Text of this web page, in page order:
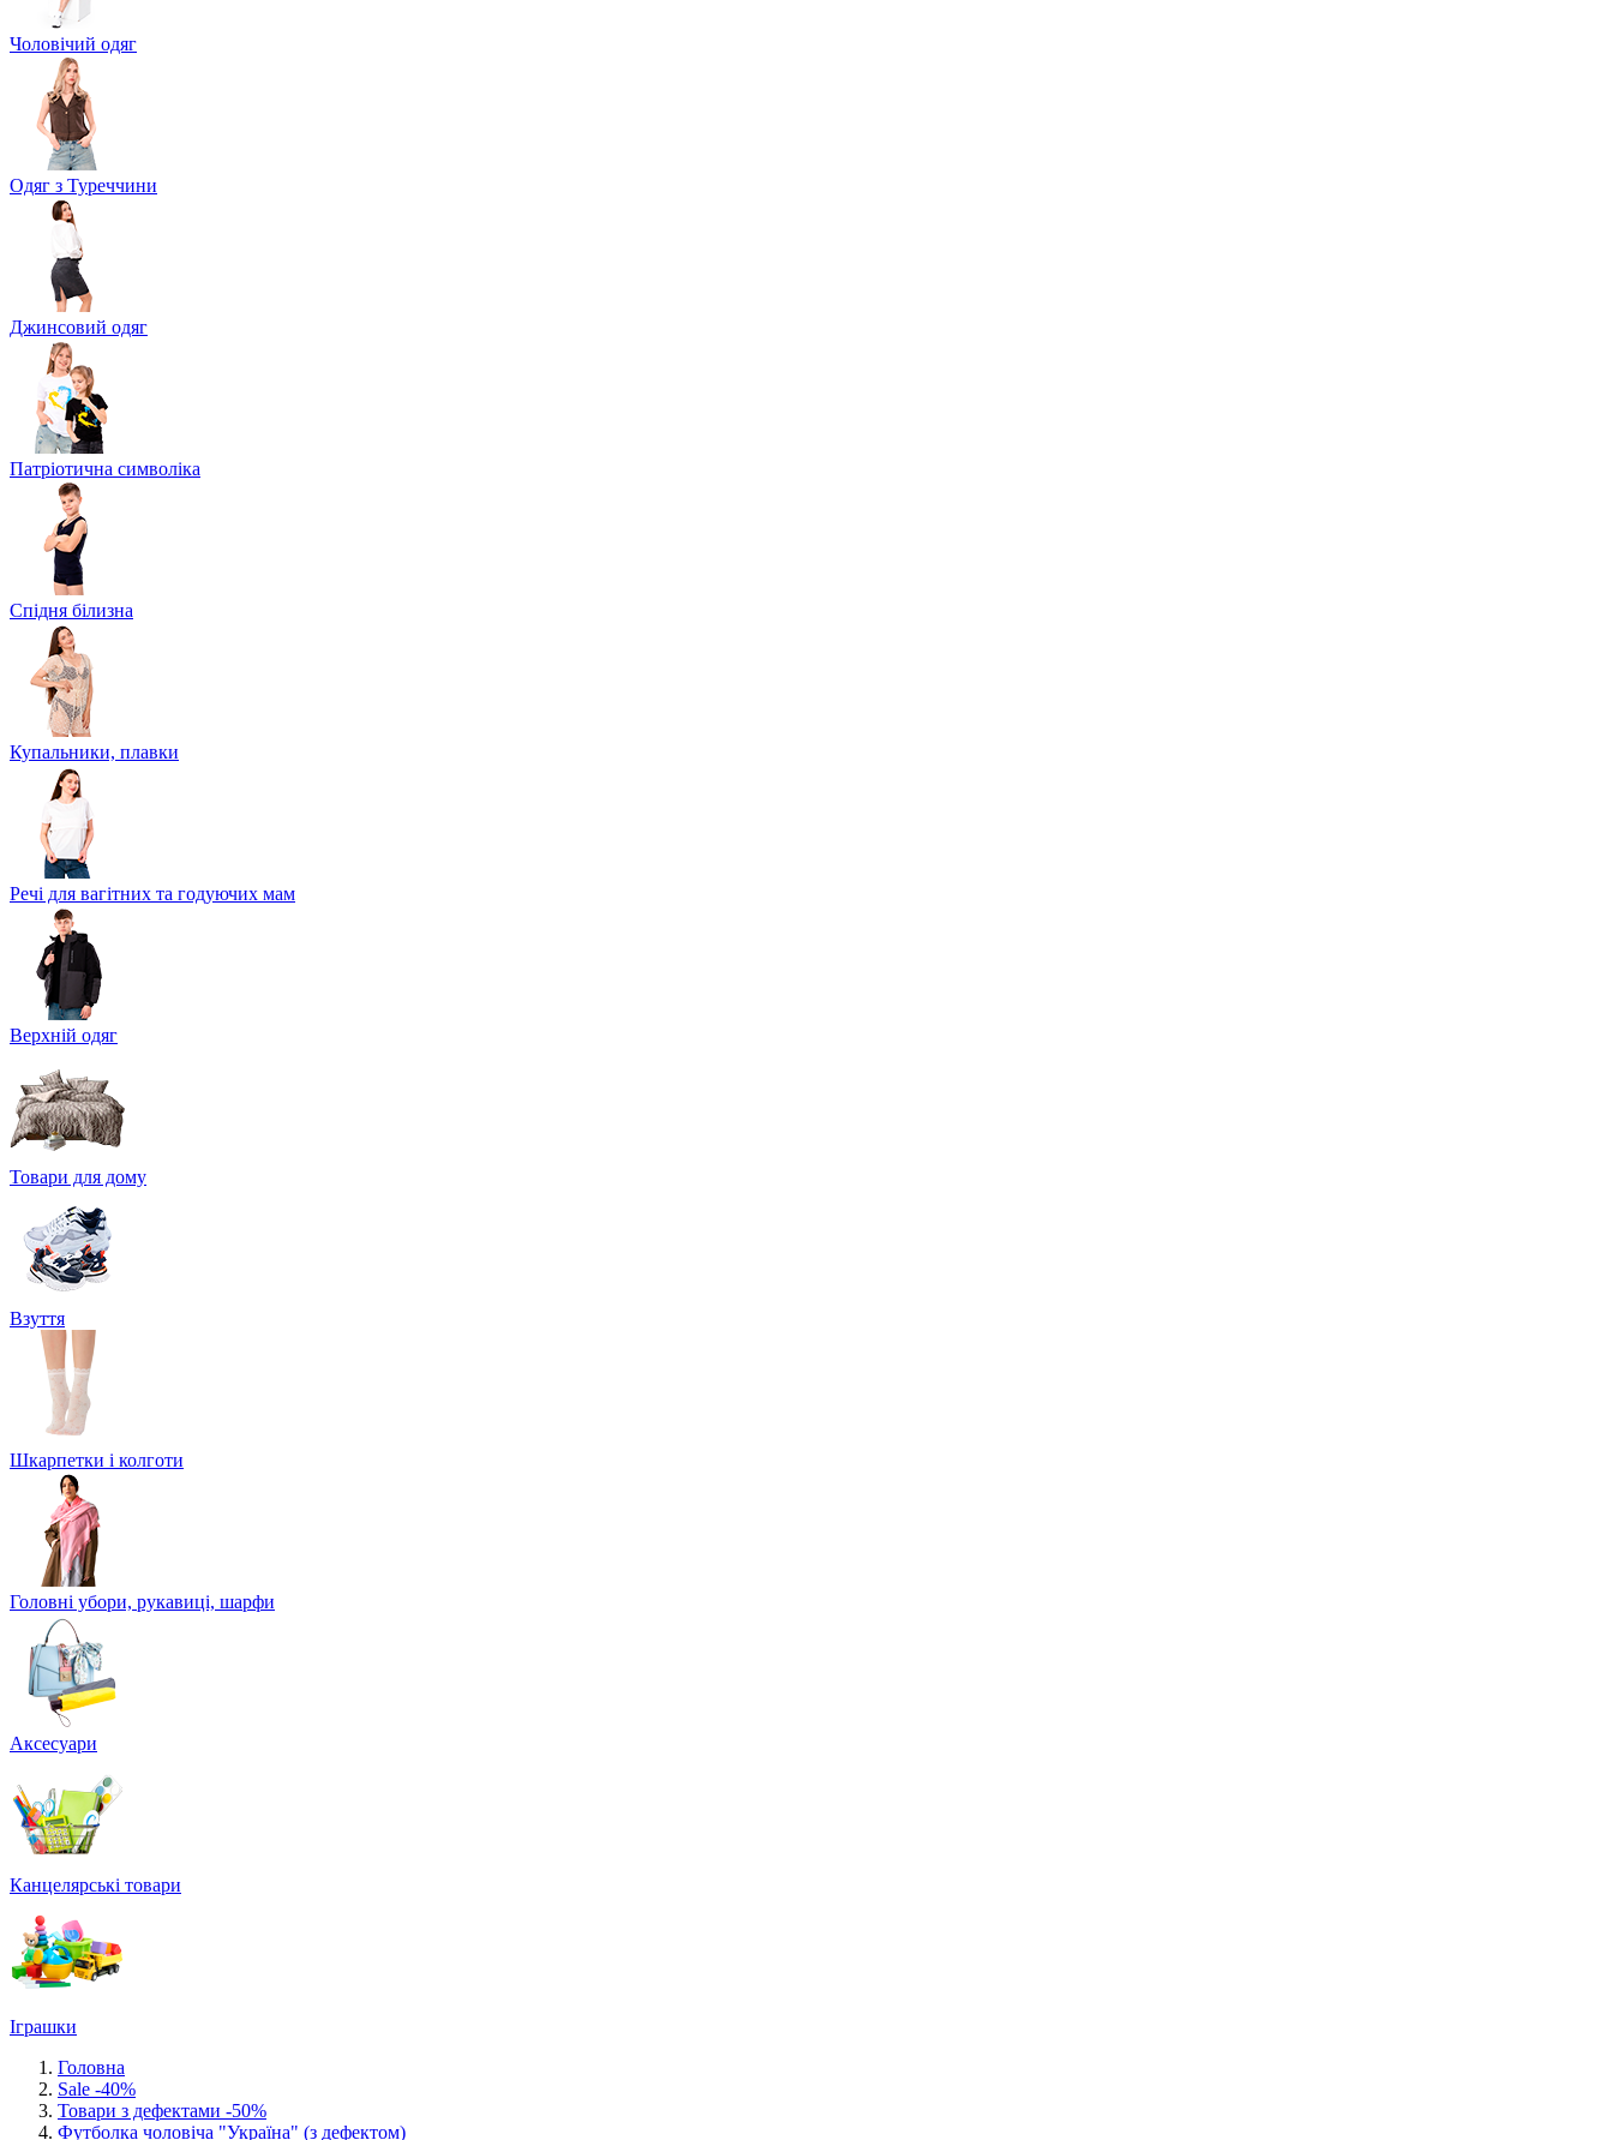
Чоловічий одяг
Одяг з Туреччини
Джинсовий одяг
Патріотична символіка
Спідня білизна
Купальники, плавки
Речі для вагітних та годуючих мам
Верхній одяг
Товари для дому
Взуття
Шкарпетки і колготи
Головні убори, рукавиці, шарфи
Аксесуари
Канцелярські товари
Іграшки
Головна
Sale -40%
Товари з дефектами -50%
Футболка чоловіча "Україна" (з дефектом)